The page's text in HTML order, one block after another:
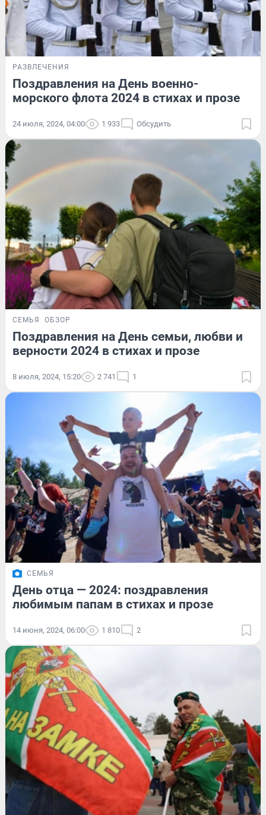
РАЗВЛЕЧЕНИЯ
Поздравления на День военно-
морского флота 2024 в стихах и прозе
24 июля, 2024, 04:00 1 933 Обсудить
СЕМЬЯ ОБЗОР
Поздравления на День семьи, любви и
верности 2024 в стихах и прозе
8 июля, 2024, 15:20 2 741 1
СЕМЬЯ
День отца — 2024: поздравления
любимым папам в стихах и прозе
14 июня, 2024, 06:00 1 810 2